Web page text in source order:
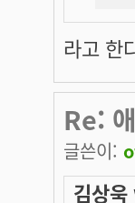
라고 한
Re:
글쓴이:
김상